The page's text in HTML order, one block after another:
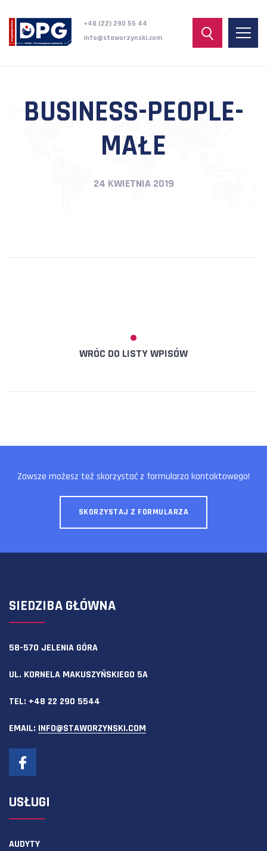
+48 (22) 290 55 44
info@staworzynski.com
BUSINESS-PEOPLE-
MAŁE
24 KWIETNIA 2019
WRÓC DO LISTY WPISÓW
Zawsze możesz też skorzystać z formularza kontaktowego!
SKORZYSTAJ Z FORMULARZA
SIEDZIBA GŁÓWNA
58-570 JELENIA GÓRA
UL. KORNELA MAKUSZYŃSKIEGO 5A
TEL: +48 22 290 5544
EMAIL: INFO@STAWORZYNSKI.COM
USŁUGI
AUDYTY